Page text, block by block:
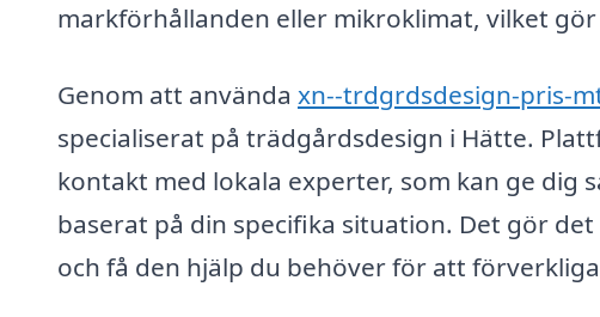
markförhållanden eller mikroklimat, vilket
Genom att använda xn--trdgrdsdesign-pris-
specialiserat på trädgårdsdesign i Hätte.
kontakt med lokala experter, som kan ge dig
baserat på din specifika situation. Det gör
och få den hjälp du behöver för att